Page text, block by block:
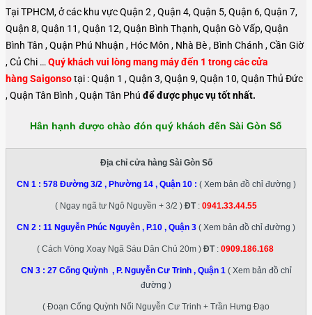
Tại TPHCM, ở các khu vực Quận 2 , Quận 4, Quận 5, Quận 6, Quận 7,
Quận 8, Quận 11, Quận 12, Quận Bình Thạnh, Quận Gò Vấp, Quận
Bình Tân , Quận Phú Nhuận , Hóc Môn , Nhà Bè , Bình Chánh , Cần Giờ
, Củ Chi … Quý khách vui lòng mang máy đến 1 trong các cửa
hàng Saigonsotại : Quận 1 , Quận 3, Quận 9, Quận 10, Quận Thủ Đức
, Quận Tân Bình , Quận Tân Phú để được phục vụ tốt nhất.
Hân hạnh được chào đón quý khách đến Sài Gòn Số
Địa chỉ cửa hàng Sài Gòn Số
CN 1 : 578 Đường 3/2 , Phường 14 , Quận 10: ( Xem bản đồ chỉ đường )
( Ngay ngã tư Ngô Nguyền + 3/2 ) ĐT: 0941.33.44.55
CN 2 : 11 Nguyễn Phúc Nguyên , P.10 , Quận 3 ( Xem bản đồ chỉ đường )
( Cách Vòng Xoay Ngã Sáu Dân Chủ 20m ) ĐT: 0909.186.168
CN 3 : 27 Cống Quỳnh , P. Nguyễn Cư Trinh , Quận 1 ( Xem bản đồ chỉ
đường )
( Đoạn Cống Quỳnh Nối Nguyễn Cư Trinh + Trần Hưng Đạo